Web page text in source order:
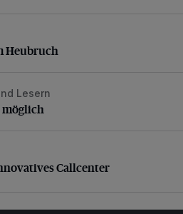
Heubruch
Lesern
möglich
Callcenter
Callcenter